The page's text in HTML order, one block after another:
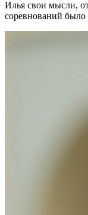
Илья свои мысли,
соревнований было